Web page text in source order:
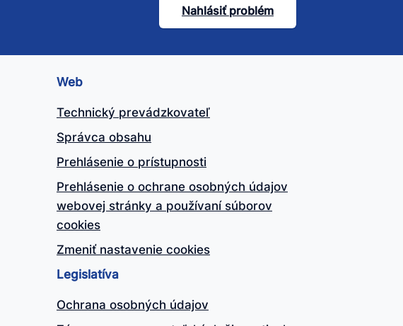
Nahlásiť problém
Web
Technický prevádzkovateľ
Správca obsahu
Prehlásenie o prístupnosti
Prehlásenie o ochrane osobných údajov
webovej stránky a používaní súborov
cookies
Zmeniť nastavenie cookies
Legislatíva
Ochrana osobných údajov